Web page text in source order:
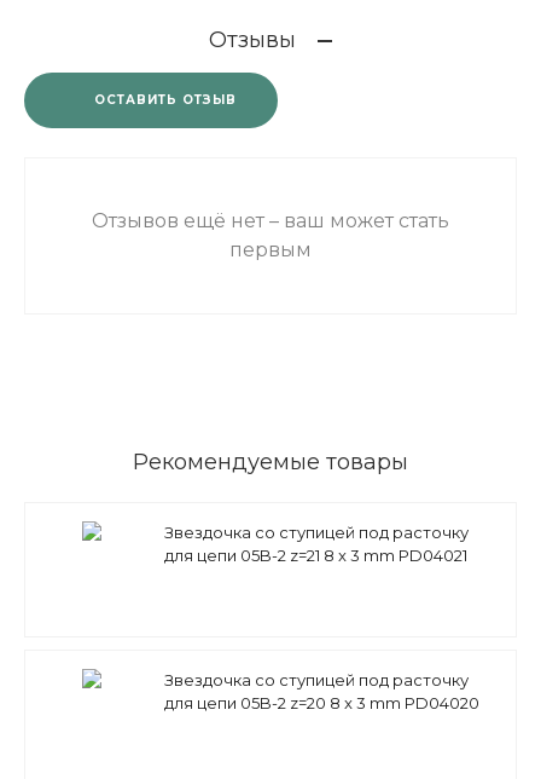
Отзывы
ОСТАВИТЬ ОТЗЫВ
Отзывов ещё нет – ваш может стать
первым
Рекомендуемые товары
Звездочка со ступицей под расточку
для цепи 05B-2 z=21 8 x 3 mm PD04021
Звездочка со ступицей под расточку
для цепи 05B-2 z=20 8 x 3 mm PD04020